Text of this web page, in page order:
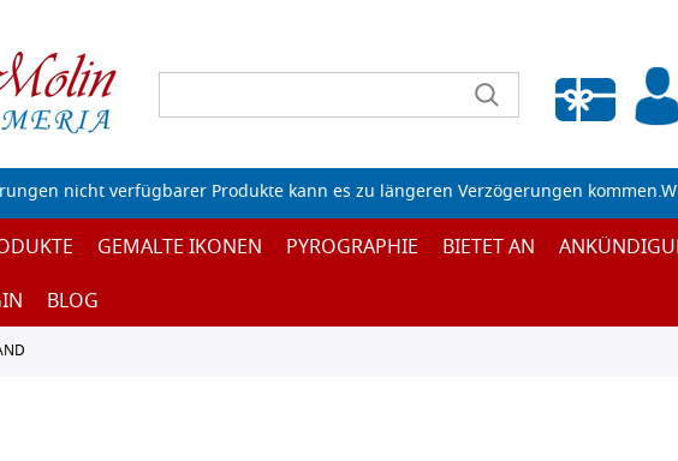
Wunschliste leeren
nicht verfügbarer Produkte kann es zu längeren Verzögerungen
GEMALTE IKONEN PYROGRAPHIE BIETET AN
BLOG